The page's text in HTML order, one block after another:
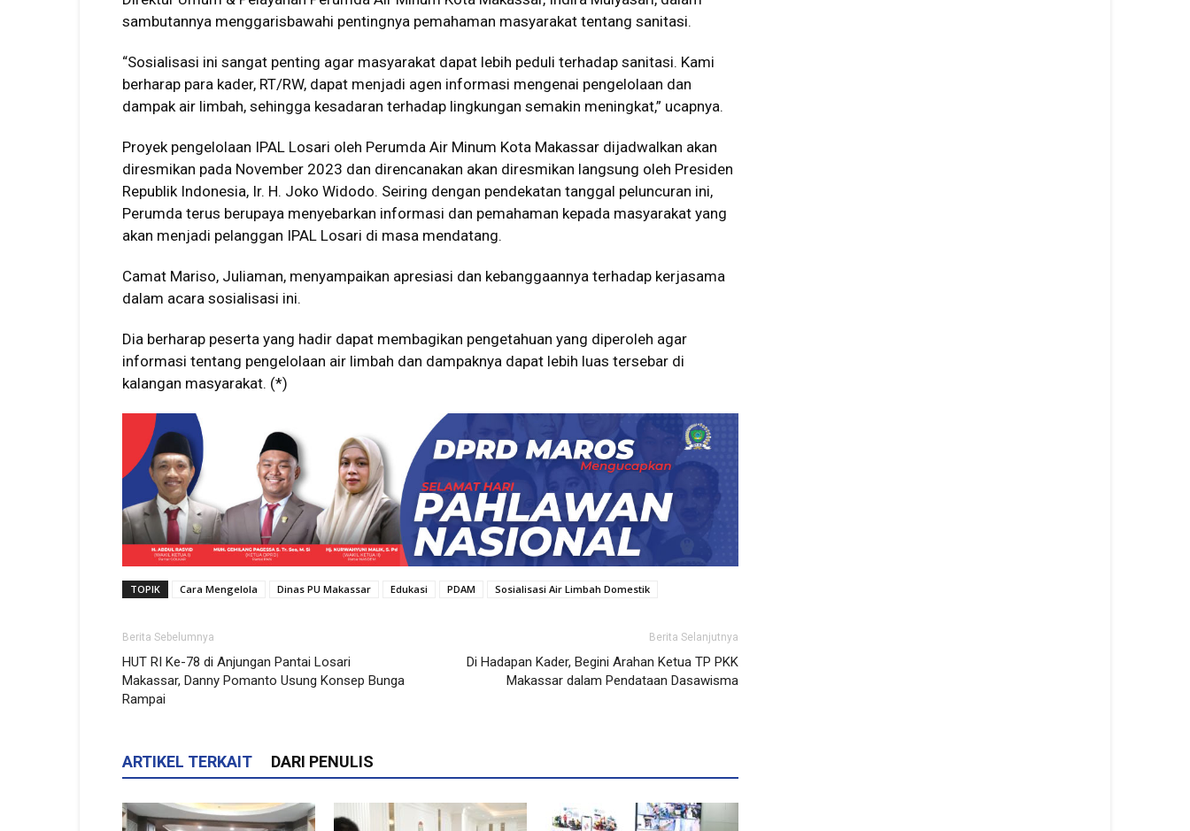
sambutannya menggarisbawahi pentingnya pemahaman masyarakat tentang sanitasi.
“Sosialisasi ini sangat penting agar masyarakat dapat lebih peduli terhadap sanitasi. Kami
berharap para kader, RT/RW, dapat menjadi agen informasi mengenai pengelolaan dan
dampak air limbah, sehingga kesadaran terhadap lingkungan semakin meningkat,” ucapnya.
Proyek pengelolaan IPAL Losari oleh Perumda Air Minum Kota Makassar dijadwalkan akan
diresmikan pada November 2023 dan direncanakan akan diresmikan langsung oleh Presiden
Republik Indonesia, Ir. H. Joko Widodo. Seiring dengan pendekatan tanggal peluncuran ini,
Perumda terus berupaya menyebarkan informasi dan pemahaman kepada masyarakat yang
akan menjadi pelanggan IPAL Losari di masa mendatang.
Camat Mariso, Juliaman, menyampaikan apresiasi dan kebanggaannya terhadap kerjasama
dalam acara sosialisasi ini.
Dia berharap peserta yang hadir dapat membagikan pengetahuan yang diperoleh agar
informasi tentang pengelolaan air limbah dan dampaknya dapat lebih luas tersebar di
kalangan masyarakat. (*)
TOPIK Cara Mengelola Dinas PU Makassar Edukasi PDAM Sosialisasi Air Limbah Domestik
Berita Sebelumnya
HUT RI Ke-78 di Anjungan Pantai Losari
Makassar, Danny Pomanto Usung Konsep Bunga
Rampai
Berita Selanjutnya
Di Hadapan Kader, Begini Arahan Ketua TP PKK
Makassar dalam Pendataan Dasawisma
ARTIKEL TERKAIT DARI PENULIS